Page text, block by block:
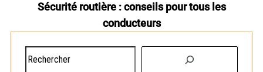
Sécurité routière : conseils pour tous les
conducteurs
e